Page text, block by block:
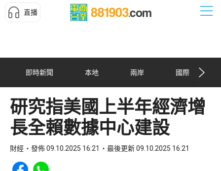
直播
即時新聞 本地 兩岸 國際
研究指美國上半年經濟增
長全賴數據中心建設
財經 發佈 09.10.2025 16:21 最後更新 09.10.2025 16:21
Share to Facebook
Share to WhatsApp